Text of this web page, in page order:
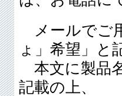
メールでご
ょ」希望」と
本文に製品
記載の上、